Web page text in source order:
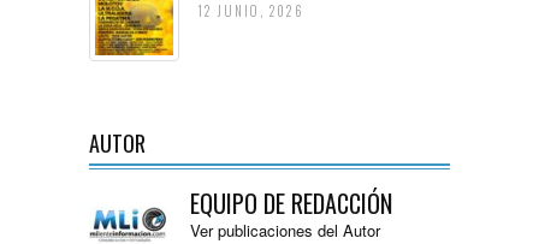
12 JUNIO, 2026
AUTOR
EQUIPO DE REDACCIÓN
Ver publicaciones del Autor